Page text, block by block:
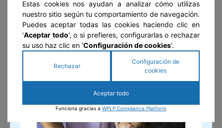
Suscribirse
GUÍA DEL ADULTO MAYOR
Estas cookies nos ayudan a analizar cómo utilizas
nuestro sitio según tu comportamiento de navegación.
Puedes aceptar todas las cookies haciendo clic en
'Aceptar todo', o si prefieres, configurarlas o rechazar
su uso haz clic en 'Configuración de cookies'.
Rechazar
Configuración de
cookies
Aceptar todo
Funciona gracias a WPLP Compliance Platform